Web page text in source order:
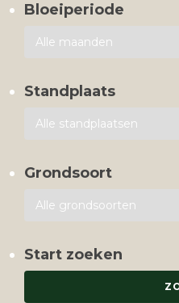
Bloeiperiode
Standplaats
Grondsoort
Start zoeken